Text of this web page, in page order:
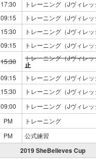
17:30 トレーニング（Jヴィレ
09:15
トレーニング（Jヴィレ
15:30
トレーニング（Jヴィレ
09:15
トレーニング（Jヴィレ
15:30
トレーニング（Jヴィレ
止
09:15
トレーニング（Jヴィレ
15:30
トレーニング（Jヴィレ
09:00 トレーニング（Jヴィレ
PM トレーニング
PM 公式練習
2019 SheBelieves Cup